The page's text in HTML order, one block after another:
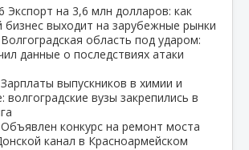
Экспорт на 3,6 млн долларов: как
бизнес выходит на зарубежные рынки
Волгоградская область под ударом:
данные о последствиях атаки
Зарплаты выпускников в химии и
волгоградские вузы закрепились в
Объявлен конкурс на ремонт моста
канал в Красноармейском